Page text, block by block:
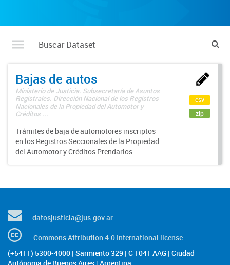
Bajas de autos
Ministerio de Justicia. Subsecretaría de Asuntos
Registrales. Dirección Nacional de los Registros
Nacionales de la Propiedad del Automotor y
Créditos ...
Trámites de baja de automotores inscriptos
en los Registros Seccionales de la Propiedad
del Automotor y Créditos Prendarios
csv
zip
datosjusticia@jus.gov.ar
Commons Attribution 4.0 International license
(+5411) 5300-4000 | Sarmiento 329 | C 1041 AAG | Ciudad